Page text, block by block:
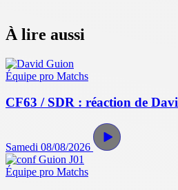
À lire aussi
Équipe pro Matchs
CF63 / SDR : réaction de
Samedi 08/08/2026
Équipe pro Matchs